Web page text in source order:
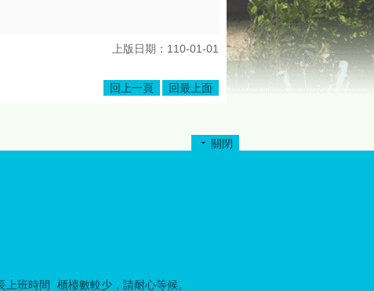
上版日期：110-01-01
回上一頁 回最上面
關閉
上班時間 櫃檯數較少，請耐心等候。